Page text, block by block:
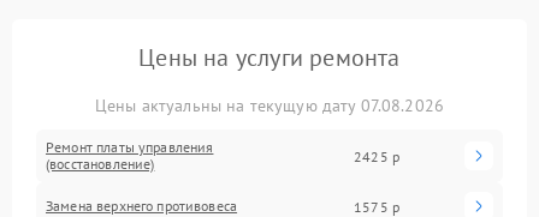
Цены на услуги ремонта
Цены актуальны на текущую дату 07.08.2026
Ремонт платы управления
(восстановление)
2425 р
Замена верхнего противовеса 1575 р